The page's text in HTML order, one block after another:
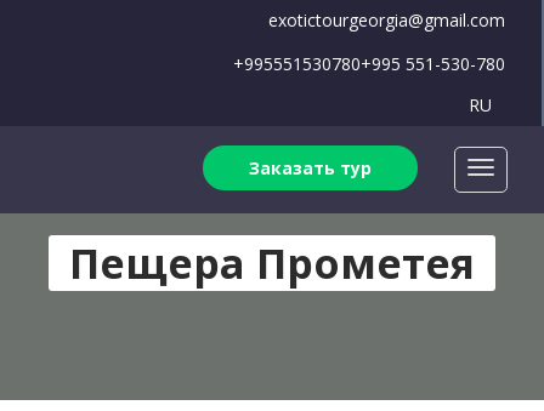
exotictourgeorgia@gmail.com
+995551530780+995 551-530-780
RU
Заказать тур
Пещера Прометея